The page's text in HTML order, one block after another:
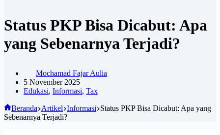
Status PKP Bisa Dicabut: Apa
yang Sebenarnya Terjadi?
Mochamad Fajar Aulia
5 November 2025
Edukasi, Informasi, Tax
Beranda Artikel Informasi Status PKP Bisa Dicabut: Apa yang
Sebenarnya Terjadi?